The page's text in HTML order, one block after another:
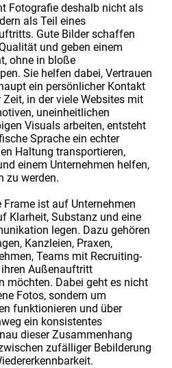
Fotografie deshalb nicht als
als Teil eines
Gute Bilder schaffen
und geben einem
ohne in bloße
Sie helfen dabei, Vertrauen
ein persönlicher Kontakt
in der viele Websites mit
uneinheitlichen
Visuals arbeiten, entsteht
Sprache ein echter
Haltung transportieren,
einem Unternehmen helfen,
zu werden.
Frame ist auf Unternehmen
Klarheit, Substanz und eine
legen. Dazu gehören
Kanzleien, Praxen,
Teams mit Recruiting-
Außenauftritt
möchten. Dabei geht es nicht
Fotos, sondern um
funktionieren und über
ein konsistentes
dieser Zusammenhang
zufälliger Bebilderung